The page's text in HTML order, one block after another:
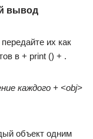
вывод
их как
в + print () + .
каждого + <obj>
объект одним